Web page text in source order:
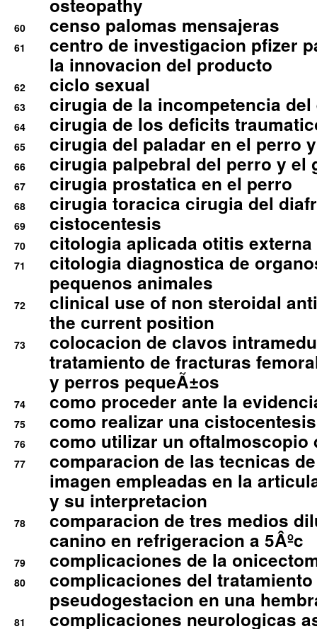
osteopathy
60 censo palomas mensajeras
61
centro de investigacion pfizer
la innovacion del producto
62 ciclo sexual
63 cirugia de la incompetencia
64 cirugia de los deficits
65 cirugia del paladar en el perro
66 cirugia palpebral del perro y el
67 cirugia prostatica en el perro
68 cirugia toracica cirugia del
69 cistocentesis
70 citologia aplicada otitis externa
71
citologia diagnostica de
pequenos animales
72
clinical use of non steroidal
the current position
73
colocacion de clavos
tratamiento de fracturas
y perros pequeÃ±os
74 como proceder ante la
75 como realizar una
76 como utilizar un oftalmoscopio
77
comparacion de las tecnicas
imagen empleadas en la
y su interpretacion
78
comparacion de tres medios
canino en refrigeracion a 5Âºc
79 complicaciones de la
80
complicaciones del
pseudogestacion en una
81
complicaciones neurologicas